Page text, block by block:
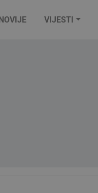
VIJESTI